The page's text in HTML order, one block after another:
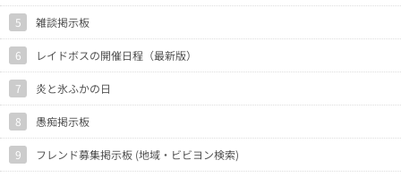
5 雑談掲示板
6 レイドボスの開催日程（最新版）
7 炎と氷ふかの日
8 愚痴掲示板
9 フレンド募集掲示板 (地域・ビビヨン検索)